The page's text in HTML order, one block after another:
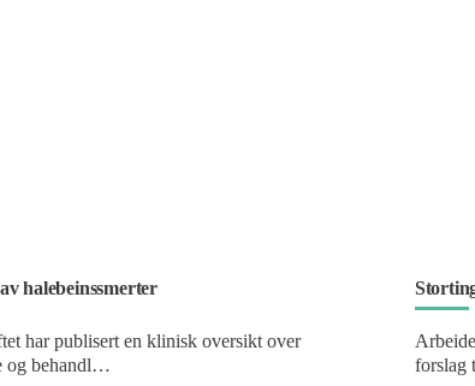
halebeinssmerter
har publisert en klinisk oversikt over
og behandl…